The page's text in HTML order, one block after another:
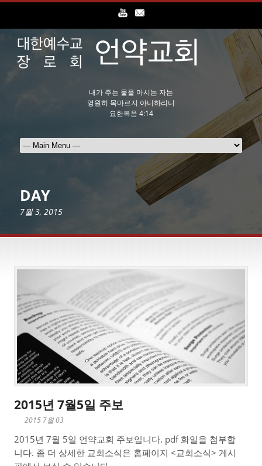
내가 주는 물을 마시는 자는
영원히 목마르지 아니하리니
요한복음 4:14
DAY
7월 3, 2015
2015년 7월5일 주보
2015 7월 03
2015년 7월 5일 언약교회 주보입니다. pdf 화일을 첨부합
니다. 좀 더 상세한 교회소식은 홈페이지 <교회소식> 게시